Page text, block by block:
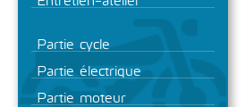
Partie cycle
Partie électrique
Partie moteur